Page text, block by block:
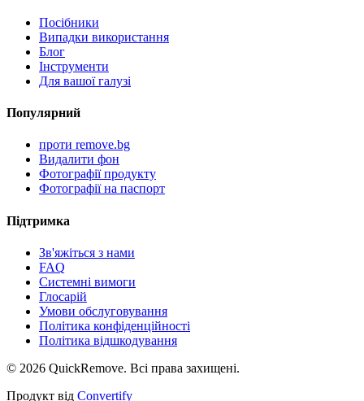
Посібники
Випадки використання
Блог
Інструменти
Для вашої галузі
Популярний
проти remove.bg
Видалити фон
Фотографії продукту
Фотографії на паспорт
Підтримка
Зв'яжіться з нами
FAQ
Системні вимоги
Глосарій
Умови обслуговування
Політика конфіденційності
Політика відшкодування
© 2026 QuickRemove. Всі права захищені.
Продукт від Convertify